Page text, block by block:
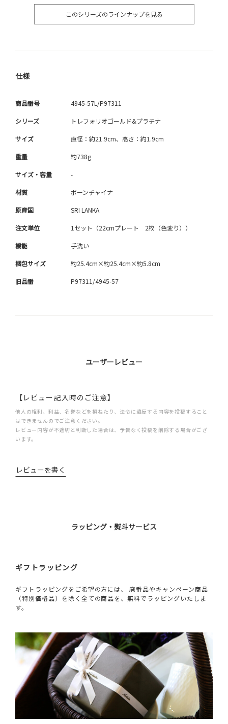
このシリーズのラインナップを見る
仕様
商品番号 4945-57L/P97311
シリーズ トレフォリオゴールド&プラチナ
サイズ 直径：約21.9cm、高さ：約1.9cm
重量 約738g
サイズ・容量 -
材質 ボーンチャイナ
原産国 SRI LANKA
注文単位 1セット（22cmプレート 2枚（色変り））
機能 手洗い
梱包サイズ 約25.4cm×約25.4cm×約5.8cm
旧品番 P97311/4945-57
ユーザーレビュー
【レビュー記入時のご注意】
他人の権利、利益、名誉などを損ねたり、法令に違反する内容を投稿すること
はできませんのでご注意ください。
レビュー内容が不適切と判断した場合は、予告なく投稿を削除する場合がござ
います。
レビューを書く
ラッピング・熨斗サービス
ギフトラッピング
ギフトラッピングをご希望の方には、 廃番品やキャンペーン商品
（特別価格品）を除く全ての商品を、無料でラッピングいたしま
す。